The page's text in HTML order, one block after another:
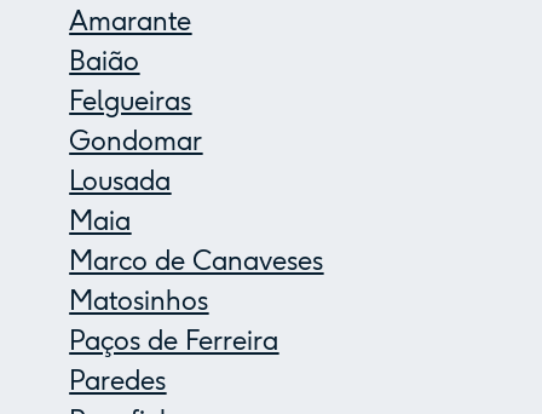
Amarante
Baião
Felgueiras
Gondomar
Lousada
Maia
Marco de Canaveses
Matosinhos
Paços de Ferreira
Paredes